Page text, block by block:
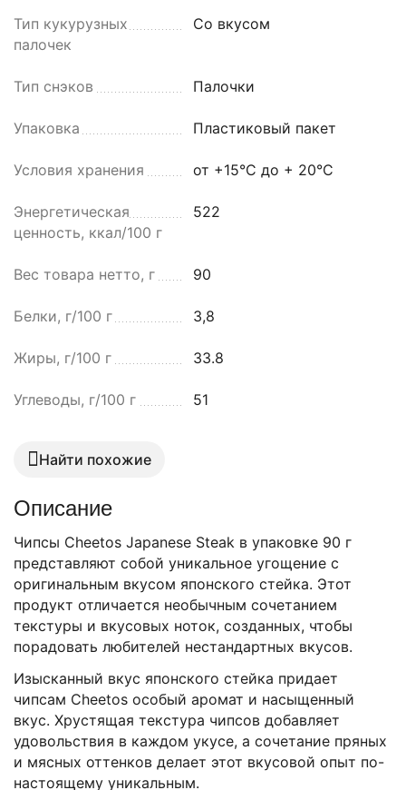
Тип кукурузных
палочек
Со вкусом
Тип снэков Палочки
Упаковка Пластиковый пакет
Условия хранения от +15°С до + 20°С
Энергетическая
ценность, ккал/100 г
522
Вес товара нетто, г 90
Белки, г/100 г 3,8
Жиры, г/100 г 33.8
Углеводы, г/100 г 51
Найти похожие
Описание
Чипсы Cheetos Japanese Steak в упаковке 90 г
представляют собой уникальное угощение с
оригинальным вкусом японского стейка. Этот
продукт отличается необычным сочетанием
текстуры и вкусовых ноток, созданных, чтобы
порадовать любителей нестандартных вкусов.
Изысканный вкус японского стейка придает
чипсам Cheetos особый аромат и насыщенный
вкус. Хрустящая текстура чипсов добавляет
удовольствия в каждом укусе, а сочетание пряных
и мясных оттенков делает этот вкусовой опыт по-
настоящему уникальным.